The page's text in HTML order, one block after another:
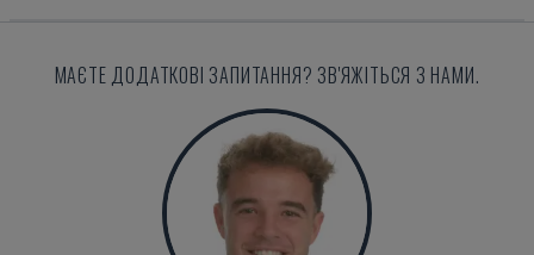
МАЄТЕ ДОДАТКОВІ ЗАПИТАННЯ? ЗВ'ЯЖІТЬСЯ З НАМИ.